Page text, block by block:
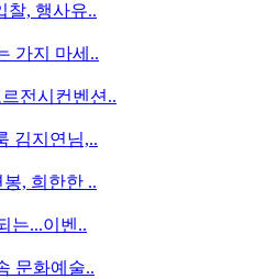
찰, 행사유..
가지 마세..
전시컨벤션..
김지연님,..
, 희한한 ..
는...이벤..
문화예술..